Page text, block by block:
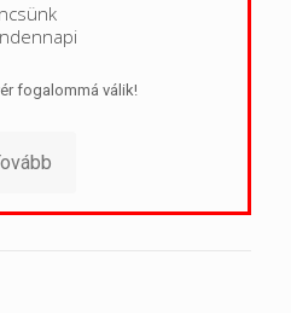
fogalommá válik!